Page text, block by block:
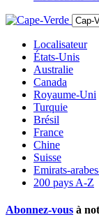
Localisateur
États-Unis
Australie
Canada
Royaume-Uni
Turquie
Brésil
France
Chine
Suisse
Emirats-
200 pays A-Z
Abonnez-vous à